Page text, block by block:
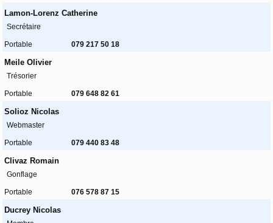
Lamon-Lorenz Catherine
Secrétaire
Portable 079 217 50 18
Meile Olivier
Trésorier
Portable 079 648 82 61
Solioz Nicolas
Webmaster
Portable 079 440 83 48
Clivaz Romain
Gonflage
Portable 076 578 87 15
Ducrey Nicolas